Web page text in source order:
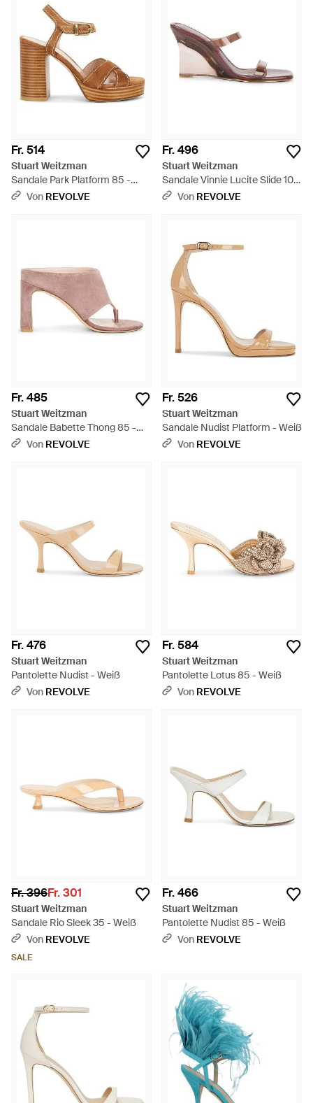
Fr. 514
Stuart Weitzman
Sandale Park Platform 85 -
Mehrfarbig
Von REVOLVE
Fr. 496
Stuart Weitzman
Sandale Vinnie Lucite Slide 100
- Mehrfarbig
Von REVOLVE
Fr. 485
Stuart Weitzman
Sandale Babette Thong 85 -
PinkVon REVOLVE
Fr. 526
Stuart Weitzman
Sandale Nudist Platform - Weiß
Von REVOLVE
Fr. 476
Stuart Weitzman
Pantolette Nudist - Weiß
Von REVOLVE
Fr. 584
Stuart Weitzman
Pantolette Lotus 85 - Weiß
Von REVOLVE
Fr. 396Fr. 301
Stuart Weitzman
Sandale Rio Sleek 35 - Weiß
Von REVOLVE
SALE
Fr. 466
Stuart Weitzman
Pantolette Nudist 85 - Weiß
Von REVOLVE